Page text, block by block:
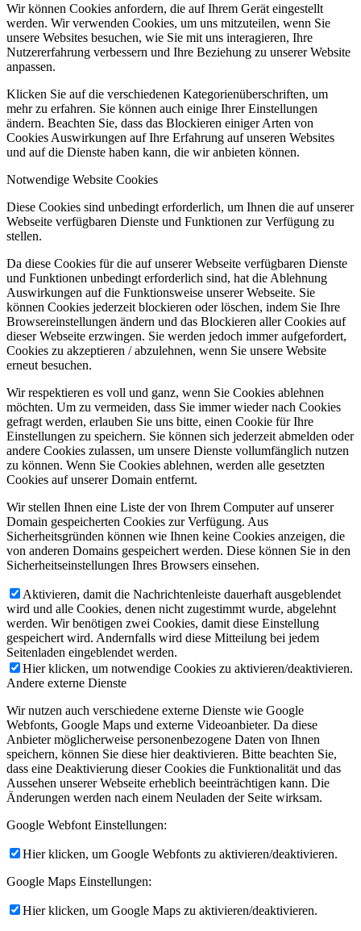
Wir können Cookies anfordern, die auf Ihrem Gerät eingestellt
werden. Wir verwenden Cookies, um uns mitzuteilen, wenn Sie
unsere Websites besuchen, wie Sie mit uns interagieren, Ihre
Nutzererfahrung verbessern und Ihre Beziehung zu unserer Website
anpassen.
Klicken Sie auf die verschiedenen Kategorienüberschriften, um
mehr zu erfahren. Sie können auch einige Ihrer Einstellungen
ändern. Beachten Sie, dass das Blockieren einiger Arten von
Cookies Auswirkungen auf Ihre Erfahrung auf unseren Websites
und auf die Dienste haben kann, die wir anbieten können.
Notwendige Website Cookies
Diese Cookies sind unbedingt erforderlich, um Ihnen die auf unserer
Webseite verfügbaren Dienste und Funktionen zur Verfügung zu
stellen.
Da diese Cookies für die auf unserer Webseite verfügbaren Dienste
und Funktionen unbedingt erforderlich sind, hat die Ablehnung
Auswirkungen auf die Funktionsweise unserer Webseite. Sie
können Cookies jederzeit blockieren oder löschen, indem Sie Ihre
Browsereinstellungen ändern und das Blockieren aller Cookies auf
dieser Webseite erzwingen. Sie werden jedoch immer aufgefordert,
Cookies zu akzeptieren / abzulehnen, wenn Sie unsere Website
erneut besuchen.
Wir respektieren es voll und ganz, wenn Sie Cookies ablehnen
möchten. Um zu vermeiden, dass Sie immer wieder nach Cookies
gefragt werden, erlauben Sie uns bitte, einen Cookie für Ihre
Einstellungen zu speichern. Sie können sich jederzeit abmelden oder
andere Cookies zulassen, um unsere Dienste vollumfänglich nutzen
zu können. Wenn Sie Cookies ablehnen, werden alle gesetzten
Cookies auf unserer Domain entfernt.
Wir stellen Ihnen eine Liste der von Ihrem Computer auf unserer
Domain gespeicherten Cookies zur Verfügung. Aus
Sicherheitsgründen können wie Ihnen keine Cookies anzeigen, die
von anderen Domains gespeichert werden. Diese können Sie in den
Sicherheitseinstellungen Ihres Browsers einsehen.
Aktivieren, damit die Nachrichtenleiste dauerhaft ausgeblendet
wird und alle Cookies, denen nicht zugestimmt wurde, abgelehnt
werden. Wir benötigen zwei Cookies, damit diese Einstellung
gespeichert wird. Andernfalls wird diese Mitteilung bei jedem
Seitenladen eingeblendet werden.
Hier klicken, um notwendige Cookies zu aktivieren/deaktivieren.
Andere externe Dienste
Wir nutzen auch verschiedene externe Dienste wie Google
Webfonts, Google Maps und externe Videoanbieter. Da diese
Anbieter möglicherweise personenbezogene Daten von Ihnen
speichern, können Sie diese hier deaktivieren. Bitte beachten Sie,
dass eine Deaktivierung dieser Cookies die Funktionalität und das
Aussehen unserer Webseite erheblich beeinträchtigen kann. Die
Änderungen werden nach einem Neuladen der Seite wirksam.
Google Webfont Einstellungen:
Hier klicken, um Google Webfonts zu aktivieren/deaktivieren.
Google Maps Einstellungen:
Hier klicken, um Google Maps zu aktivieren/deaktivieren.